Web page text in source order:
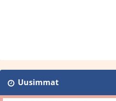
Uusimmat